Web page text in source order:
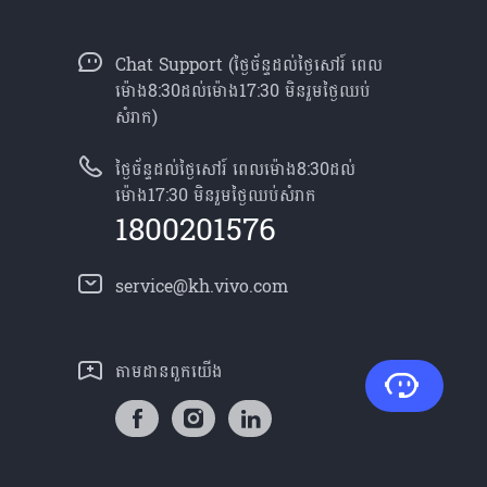
Chat Support (ថ្ងៃច័ន្ទដល់ថ្ងៃសៅរ៍ ពេល
ម៉ោង8:30ដល់ម៉ោង17:30 មិនរួមថ្ងៃឈប់
សំរាក)
ថ្ងៃច័ន្ទដល់ថ្ងៃសៅរ៍ ពេលម៉ោង8:30ដល់
ម៉ោង17:30 មិនរួមថ្ងៃឈប់សំរាក
1800201576
service@kh.vivo.com
តាម​ដានពួក​យើង